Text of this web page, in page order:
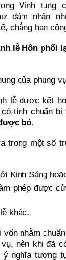
Vinh tụng
đảm nhận
chẳng hạn
lễ Hôn phối
của phụng
lễ được kết
tính chuẩn bị
bỏ.
trong một số
Kinh Sáng
phép được
khác.
nhằm
nên khi đã
ý nghĩa tương